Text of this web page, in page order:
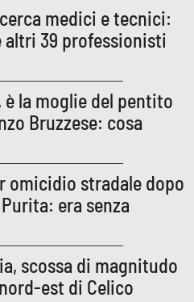
medici e tecnici:
altri 39 professionisti
è la moglie del pentito
Bruzzese: cosa
omicidio stradale dopo
era senza
scossa di magnitudo
est di Celico